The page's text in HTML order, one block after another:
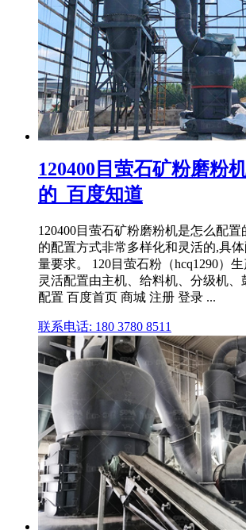
120400目萤石矿粉磨粉
的_百度知道
120400目萤石矿粉磨粉机是怎么配
的配置方式非常多样化和灵活的,具
量要求。 120目萤石粉（hcq1290）
灵活配置由主机、给料机、分级机、
配置 百度首页 商城 注册 登录 ...
联系电话: 180 3780 8511